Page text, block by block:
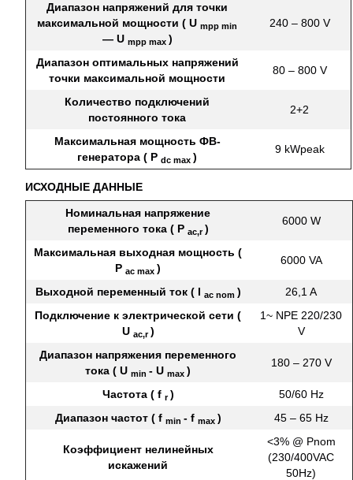
Диапазон напряжений для точки
максимальной мощности ( U mpp min
— U mpp max )
240 – 800 V
Диапазон оптимальных напряжений
точки максимальной мощности
80 – 800 V
Количество подключений
постоянного тока
2+2
Максимальная мощность ФВ-
генератора ( P dc max )
9 kWpeak
ИСХОДНЫЕ ДАННЫЕ
Номинальная напряжение
переменного тока ( P ac,r)
6000 W
Максимальная выходная мощность (
P ac max )
6000 VA
Выходной переменный ток ( I ac nom )
26,1 A
Подключение к электрической сети (
U ac,r)
1~ NPE 220/230
V
Диапазон напряжения переменного
тока ( U min - U max )
180 – 270 V
Частота ( f r)
50/60 Hz
Диапазон частот ( f min - f max ) 45 – 65 Hz
Коэффициент нелинейных
искажений
<3% @ Pnom
(230/400VAC
50Hz)